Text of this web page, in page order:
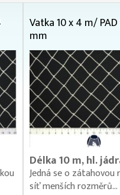
Vatka 10 x 4 m/
mm
Délka 10 m, hl.
Jedná se o zátahovou
síť menších rozměrů...